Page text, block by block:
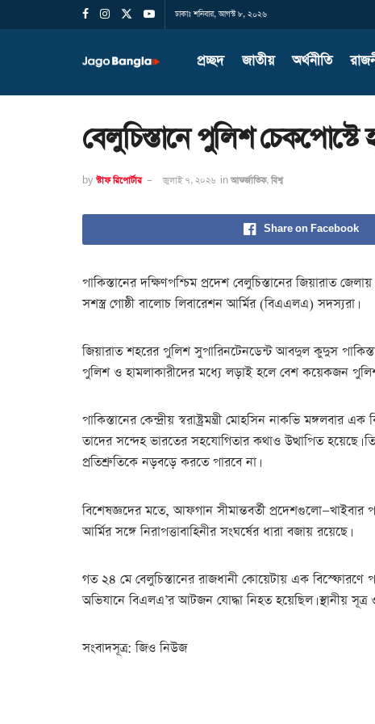
ঢাকাঃ শনিবার, আগস্ট ৮, ২০২৬
প্রচ্ছদ জাতীয় অর্থনীতি
বেলুচিস্তানে পুলিশ
by স্টাফ রিপোর্টার জুলাই ৭, ২০২৬ in আন্তর্জাতিক,বিশ্ব
Share on Facebook
পাকিস্তানের দক্ষিণপশ্চিম প্রদেশ বেলুচিস্তানের জিয়ারাত
সশস্ত্র গোষ্ঠী বালোচ লিবারেশন আর্মির (বিএএলএ) সদস্যরা।
জিয়ারাত শহরের পুলিশ সুপারিনটেনডেন্ট আবদুল কুদুস
পুলিশ ও হামলাকারীদের মধ্যে লড়াই হলে বেশ কয়েকজন
পাকিস্তানের কেন্দ্রীয় স্বরাষ্ট্রমন্ত্রী মোহসিন নাকভি
তাদের সন্দেহ ভারতের সহযোগিতার কথাও উত্থাপিত হয়েছে।
প্রতিশ্রুতিকে নড়বড়ে করতে পারবে না।
বিশেষজ্ঞদের মতে, আফগান সীমান্তবর্তী প্রদেশগুলো—খাইবার
আর্মির সঙ্গে নিরাপত্তাবাহিনীর সংঘর্ষের ধারা বজায় রয়েছে।
গত ২৪ মে বেলুচিস্তানের রাজধানী কোয়েটায় এক বিস্ফোরণে
অভিযানে বিএলএ’র আটজন যোদ্ধা নিহত হয়েছিল। স্থানীয়
সংবাদসূত্র: জিও নিউজ